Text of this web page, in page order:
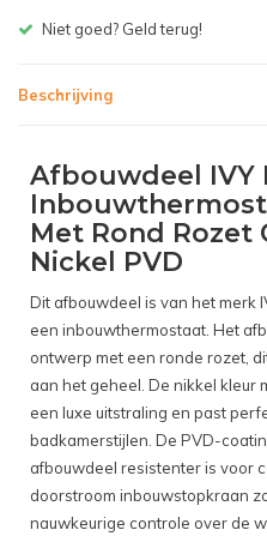
Gratis bezorgen v.a. €
Beschrijving
Afbouwdeel IVY
Met Rond Rozet
Nickel PVD
Dit afbouwdeel is van het merk
een inbouwthermostaat. Het
ontwerp met een ronde rozet,
aan het geheel. De nikkel kleur
een luxe uitstraling en past
badkamerstijlen. De PVD-
afbouwdeel resistenter is voor
doorstroom inbouwstopkraan
nauwkeurige controle over de